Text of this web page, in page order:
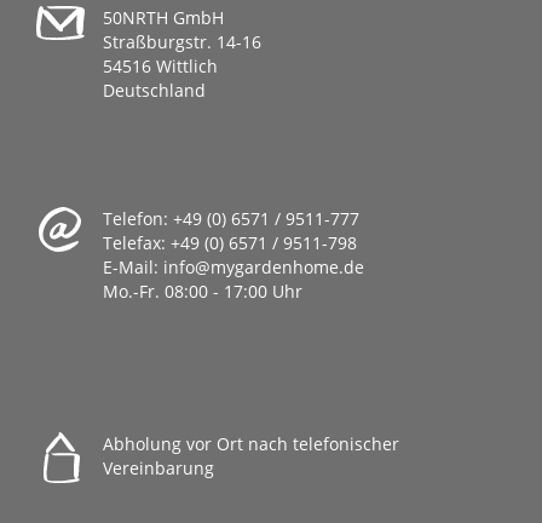
50NRTH GmbH
Straßburgstr. 14-16
54516 Wittlich
Deutschland
Telefon: +49 (0) 6571 / 9511-777
Telefax: +49 (0) 6571 / 9511-798
E-Mail: info@mygardenhome.de
Mo.-Fr. 08:00 - 17:00 Uhr
Abholung vor Ort nach telefonischer
Vereinbarung